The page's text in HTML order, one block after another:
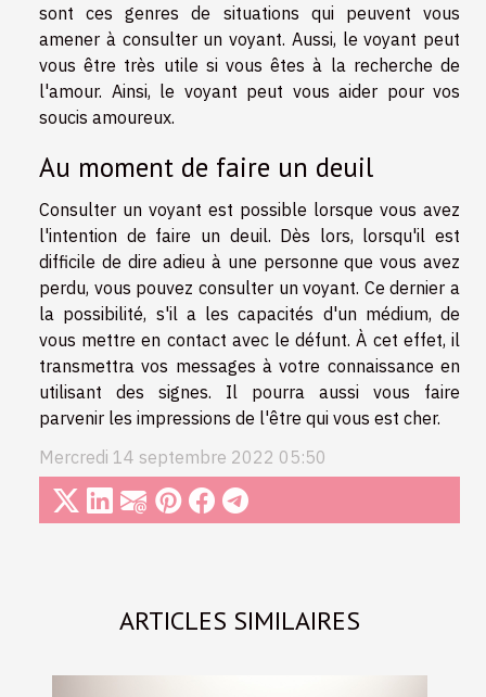
ARTICLES SIMILAIRES
sont ces genres de situations qui peuvent vous
amener à consulter un voyant. Aussi, le voyant peut
vous être très utile si vous êtes à la recherche de
l'amour. Ainsi, le voyant peut vous aider pour vos
soucis amoureux.
Au moment de faire un deuil
Consulter un voyant est possible lorsque vous avez
l'intention de faire un deuil. Dès lors, lorsqu'il est
difficile de dire adieu à une personne que vous avez
perdu, vous pouvez consulter un voyant. Ce dernier a
la possibilité, s'il a les capacités d'un médium, de
vous mettre en contact avec le défunt. À cet effet, il
transmettra vos messages à votre connaissance en
utilisant des signes. Il pourra aussi vous faire
parvenir les impressions de l'être qui vous est cher.
Mercredi 14 septembre 2022 05:50